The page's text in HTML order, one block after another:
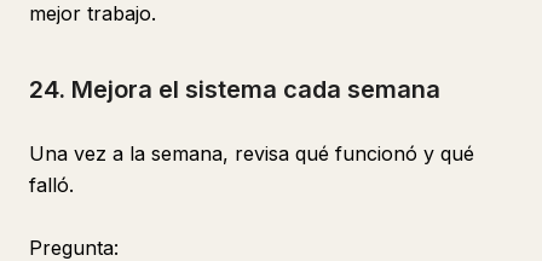
mejor trabajo.
24. Mejora el sistema cada semana
Una vez a la semana, revisa qué funcionó y qué
falló.
Pregunta: